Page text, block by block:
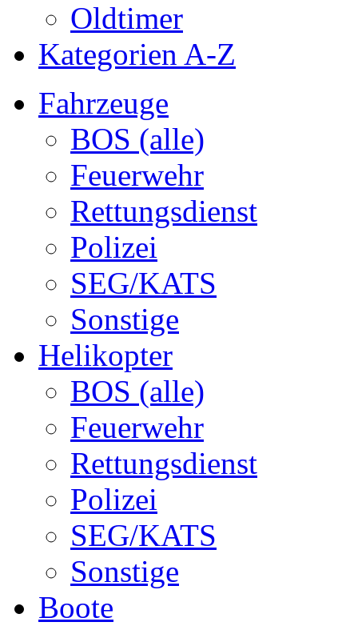
Oldtimer
Kategorien A-Z
Fahrzeuge
BOS (alle)
Feuerwehr
Rettungsdienst
Polizei
SEG/KATS
Sonstige
Helikopter
BOS (alle)
Feuerwehr
Rettungsdienst
Polizei
SEG/KATS
Sonstige
Boote